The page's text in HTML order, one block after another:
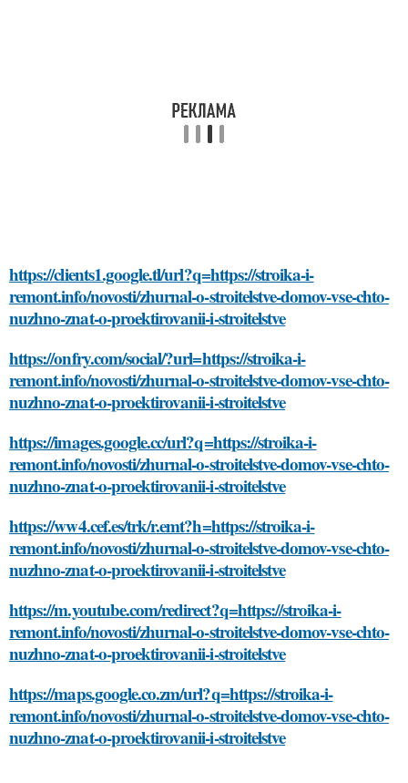
https://clients1.google.tl/url?q=https://stroika-i-
remont.info/novosti/zhurnal-o-stroitelstve-domov-vse-chto-
nuzhno-znat-o-proektirovanii-i-stroitelstve
https://onfry.com/social/?url=https://stroika-i-
remont.info/novosti/zhurnal-o-stroitelstve-domov-vse-chto-
nuzhno-znat-o-proektirovanii-i-stroitelstve
https://images.google.cc/url?q=https://stroika-i-
remont.info/novosti/zhurnal-o-stroitelstve-domov-vse-chto-
nuzhno-znat-o-proektirovanii-i-stroitelstve
https://ww4.cef.es/trk/r.emt?h=https://stroika-i-
remont.info/novosti/zhurnal-o-stroitelstve-domov-vse-chto-
nuzhno-znat-o-proektirovanii-i-stroitelstve
https://m.youtube.com/redirect?q=https://stroika-i-
remont.info/novosti/zhurnal-o-stroitelstve-domov-vse-chto-
nuzhno-znat-o-proektirovanii-i-stroitelstve
https://maps.google.co.zm/url?q=https://stroika-i-
remont.info/novosti/zhurnal-o-stroitelstve-domov-vse-chto-
nuzhno-znat-o-proektirovanii-i-stroitelstve